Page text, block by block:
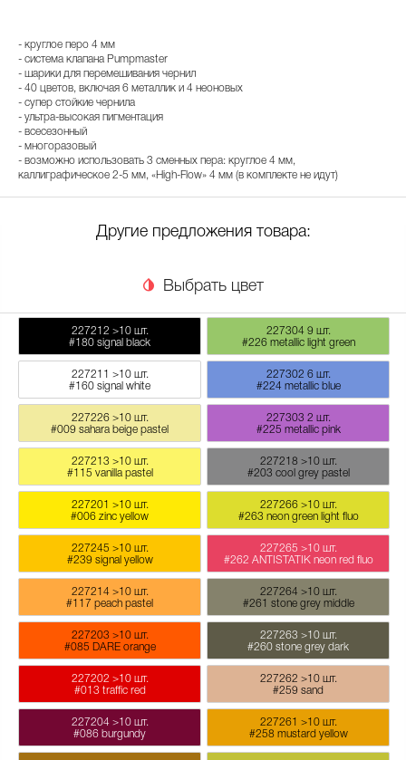
- круглое перо 4 мм
- система клапана Pumpmaster
- шарики для перемешивания чернил
- 40 цветов, включая 6 металлик и 4 неоновых
- супер стойкие чернила
- ультра-высокая пигментация
- всесезонный
- многоразовый
- возможно использовать 3 сменных пера: круглое 4 мм,
каллиграфическое 2-5 мм, «High-Flow» 4 мм (в комплекте не идут)
Другие предложения товара:
Выбрать цвет
227212
#180 signal black
>10 шт.
227211
#160 signal white
>10 шт.
227226
#009 sahara beige pastel
>10 шт.
227213
#115 vanilla pastel
>10 шт.
227201
#006 zinc yellow
>10 шт.
227245
#239 signal yellow
>10 шт.
227214
#117 peach pastel
>10 шт.
227203
#085 DARE orange
>10 шт.
227202
#013 traffic red
>10 шт.
227204
#086 burgundy
>10 шт.
227304
#226 metallic light green
9 шт.
227302
#224 metallic blue
6 шт.
227303
#225 metallic pink
2 шт.
227218
#203 cool grey pastel
>10 шт.
227266
#263 neon green light fluo
>10 шт.
227265
#262 ANTISTATIK neon red fluo
>10 шт.
227264
#261 stone grey middle
>10 шт.
227263
#260 stone grey dark
>10 шт.
227262
#259 sand
>10 шт.
227261
#258 mustard yellow
>10 шт.